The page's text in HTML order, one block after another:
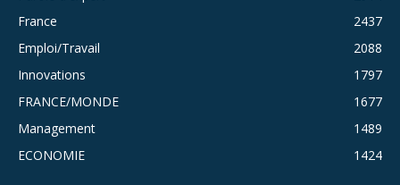
France
2437
Emploi/Travail
2088
Innovations
1797
FRANCE/MONDE
1677
Management
1489
ECONOMIE
1424